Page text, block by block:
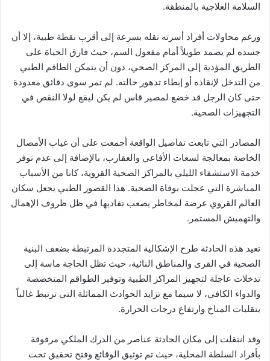
السلامة العلاجية بالمنطقة.
ورغم محاولات أفراد أسرته نقله بسرعة إلى أقرب نقطة طبية، إلا أن
جسده لم يصمد طويلاً أمام مفعول السم، حيث فارق الحياة على
الطريق المؤدية إلى المركز الصحي، دون أن يتمكن الطاقم الطبي
من التدخل لإنقاذه أو إبطاء تدهور حالته. لم تمر سوى دقائق معدودة
حتى كان الرجل قد خضع لمصير قاس لم يكن ليقع لولا النقص في
التجهيزات الصحية.
المصادر التي تابعت تفاصيل الواقعة أجمعت على أن غياب الأمصال
الخاصة بمعالجة لسعات الأفاعي والعقارب، بالإضافة إلى عدم توفر
خدمة الاستشفاء الليلي بالمراكز الصحية القروية، كانا من الأسباب
المباشرة التي عجلت بوفاة الضحية. هذا القصور الطبي يجعل سكان
العالم القروي عرضة لمخاطر يصعب تفاديها في ظل ظروف الإهمال
والتهميش المستمر.
تعيد هذه الحادثة طرح الإشكالية المتجددة المرتبطة بضعف البنية
الصحية في القرى والمناطق النائية، حيث تظل الحاجة ماسة إلى
تدخلات عاجلة لتجهيز المراكز الطبية وتوفير الطواقم المتخصصة
والدواء الكافي، لا سيما مع تزايد الحوادث المماثلة التي ترتبط غالباً
بتقلبات المناخ وارتفاع درجات الحرارة.
وقد انتقلت إلى مكان الحادثة عناصر من الدرك الملكي مرفوقة
بأفراد السلطة المحلية، حيث تم توثيق الوقائع وفتح تحقيق تحت